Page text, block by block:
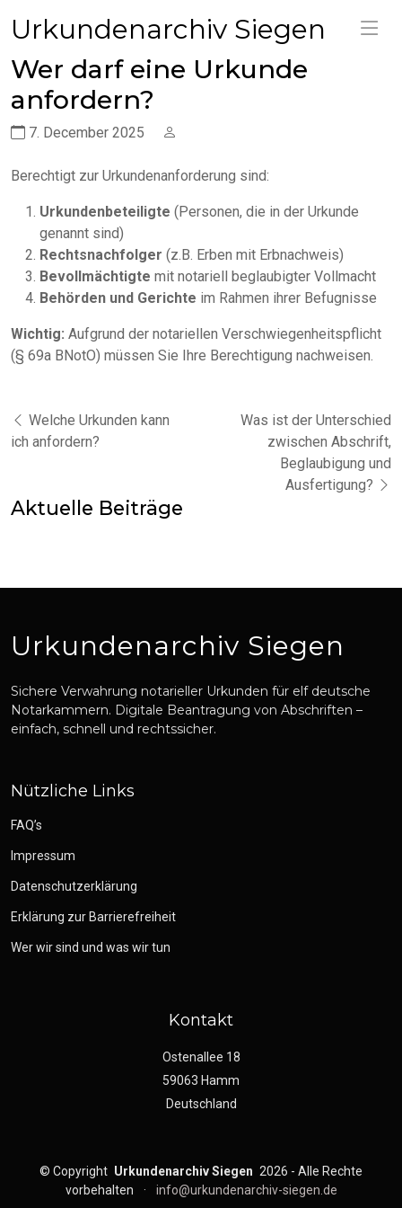
Urkundenarchiv Siegen
Wer darf eine Urkunde
anfordern?
7. December 2025
Berechtigt zur Urkundenanforderung sind:
Urkundenbeteiligte (Personen, die in der Urkunde
genannt sind)
Rechtsnachfolger (z.B. Erben mit Erbnachweis)
Bevollmächtigte mit notariell beglaubigter Vollmacht
Behörden und Gerichte im Rahmen ihrer Befugnisse
Wichtig: Aufgrund der notariellen Verschwiegenheitspflicht
(§ 69a BNotO) müssen Sie Ihre Berechtigung nachweisen.
Welche Urkunden kann
ich anfordern?
Was ist der Unterschied
zwischen Abschrift,
Beglaubigung und
Ausfertigung?
Aktuelle Beiträge
Urkundenarchiv Siegen
Sichere Verwahrung notarieller Urkunden für elf deutsche
Notarkammern. Digitale Beantragung von Abschriften –
einfach, schnell und rechtssicher.
Nützliche Links
FAQ’s
Impressum
Datenschutzerklärung
Erklärung zur Barrierefreiheit
Wer wir sind und was wir tun
Kontakt
Ostenallee 18
59063 Hamm
Deutschland
© Copyright Urkundenarchiv Siegen 2026 - Alle Rechte
vorbehalten
· info@urkundenarchiv-siegen.de